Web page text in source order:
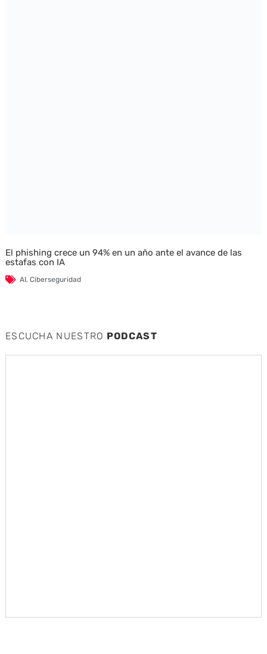
El phishing crece un 94% en un año ante el avance de las
estafas con IA
AI, Ciberseguridad
ESCUCHA NUESTRO PODCAST